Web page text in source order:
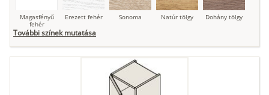
Magasfényű
fehér
Erezett fehér Sonoma Natúr tölgy Dohány tölgy
Loft beton
Szupermatt
További színek mutatása